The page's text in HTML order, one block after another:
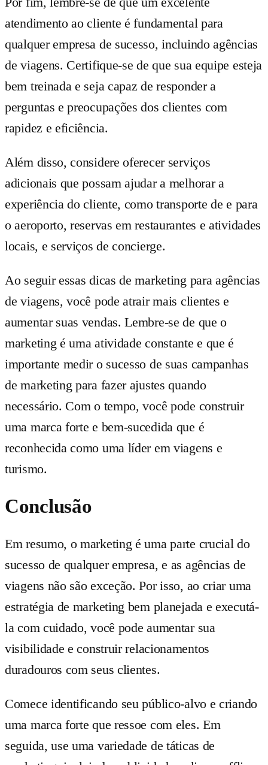
atendimento ao cliente é fundamental para
qualquer empresa de sucesso, incluindo agências
de viagens. Certifique-se de que sua equipe esteja
bem treinada e seja capaz de responder a
perguntas e preocupações dos clientes com
rapidez e eficiência.
Além disso, considere oferecer serviços
adicionais que possam ajudar a melhorar a
experiência do cliente, como transporte de e para
o aeroporto, reservas em restaurantes e atividades
locais, e serviços de concierge.
Ao seguir essas dicas de marketing para agências
de viagens, você pode atrair mais clientes e
aumentar suas vendas. Lembre-se de que o
marketing é uma atividade constante e que é
importante medir o sucesso de suas campanhas
de marketing para fazer ajustes quando
necessário. Com o tempo, você pode construir
uma marca forte e bem-sucedida que é
reconhecida como uma líder em viagens e
turismo.
Conclusão
Em resumo, o marketing é uma parte crucial do
sucesso de qualquer empresa, e as agências de
viagens não são exceção. Por isso, ao criar uma
estratégia de marketing bem planejada e executá-
la com cuidado, você pode aumentar sua
visibilidade e construir relacionamentos
duradouros com seus clientes.
Comece identificando seu público-alvo e criando
uma marca forte que ressoe com eles. Em
seguida, use uma variedade de táticas de